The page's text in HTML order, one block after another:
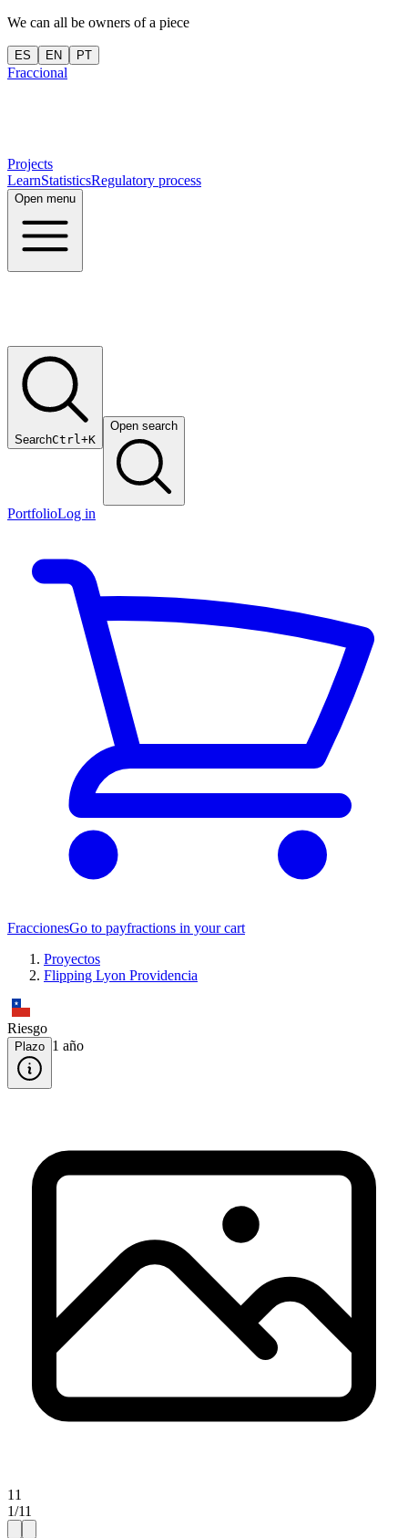
We can all be owners of a piece
ES EN PT
Fraccional
Projects
LearnStatisticsRegulatory process
Open menu
SearchCtrl+K
Open search
PortfolioLog in
FraccionesGo to payfractions in your cart
Proyectos
Flipping Lyon Providencia
Riesgo
Plazo 1 año
11
1/11